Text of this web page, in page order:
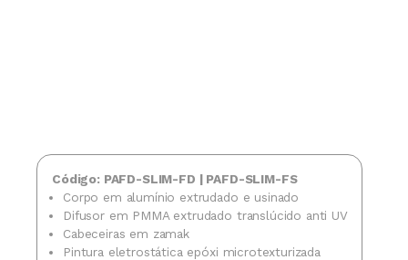
Código: PAFD-SLIM-FD | PAFD-SLIM-FS
Corpo em alumínio extrudado e usinado
Difusor em PMMA extrudado translúcido anti UV
Cabeceiras em zamak
Pintura eletrostática epóxi microtexturizada